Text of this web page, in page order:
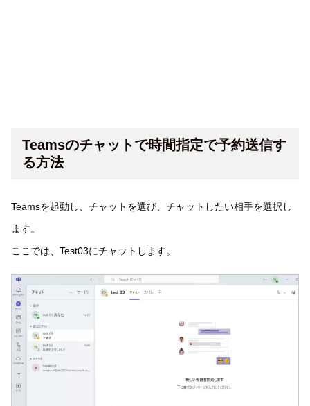
Teamsのチャットで時間指定で予約送信す
る方法
Teamsを起動し、チャットを選び、チャットしたい相手を選択し
ます。
ここでは、Test03にチャットします。